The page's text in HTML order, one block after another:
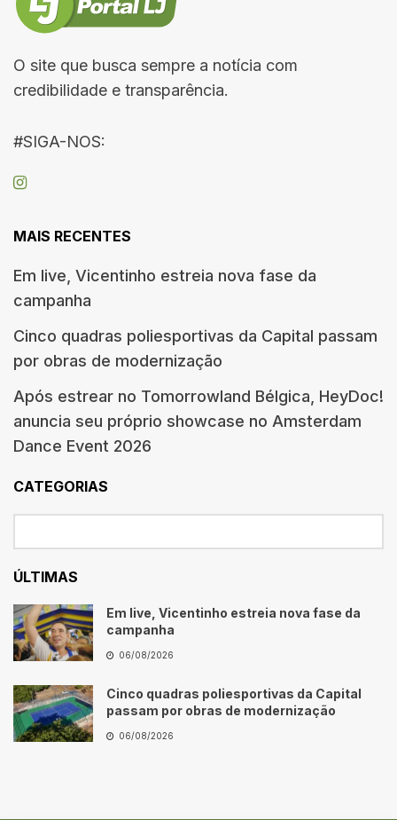
O site que busca sempre a notícia com
credibilidade e transparência.
#SIGA-NOS:
MAIS RECENTES
Em live, Vicentinho estreia nova fase da
campanha
Cinco quadras poliesportivas da Capital passam
por obras de modernização
Após estrear no Tomorrowland Bélgica, HeyDoc!
anuncia seu próprio showcase no Amsterdam
Dance Event 2026
CATEGORIAS
ÚLTIMAS
Em live, Vicentinho estreia nova fase da
campanha
06/08/2026
Cinco quadras poliesportivas da Capital
passam por obras de modernização
06/08/2026